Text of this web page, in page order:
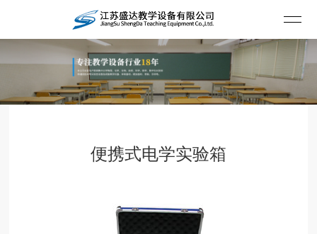
便携式电学实验箱